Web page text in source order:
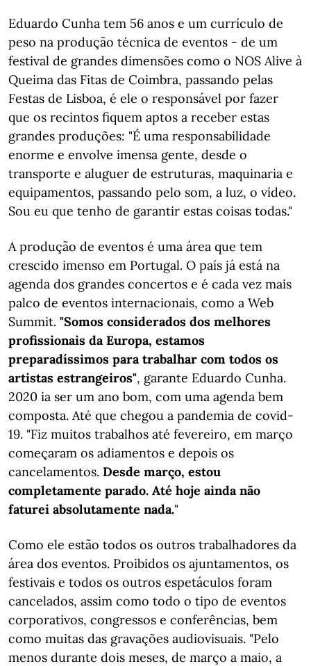
Eduardo Cunha tem 56 anos e um currículo de
peso na produção técnica de eventos - de um
festival de grandes dimensões como o NOS Alive à
Queima das Fitas de Coimbra, passando pelas
Festas de Lisboa, é ele o responsável por fazer
que os recintos fiquem aptos a receber estas
grandes produções: "É uma responsabilidade
enorme e envolve imensa gente, desde o
transporte e aluguer de estruturas, maquinaria e
equipamentos, passando pelo som, a luz, o vídeo.
Sou eu que tenho de garantir estas coisas todas."
A produção de eventos é uma área que tem
crescido imenso em Portugal. O país já está na
agenda dos grandes concertos e é cada vez mais
palco de eventos internacionais, como a Web
Summit. "Somos considerados dos melhores
profissionais da Europa, estamos
preparadíssimos para trabalhar com todos os
artistas estrangeiros", garante Eduardo Cunha.
2020 ia ser um ano bom, com uma agenda bem
composta. Até que chegou a pandemia de covid-
19. "Fiz muitos trabalhos até fevereiro, em março
começaram os adiamentos e depois os
cancelamentos. Desde março, estou
completamente parado. Até hoje ainda não
faturei absolutamente nada."
Como ele estão todos os outros trabalhadores da
área dos eventos. Proibidos os ajuntamentos, os
festivais e todos os outros espetáculos foram
cancelados, assim como todo o tipo de eventos
corporativos, congressos e conferências, bem
como muitas das gravações audiovisuais. "Pelo
menos durante dois meses, de março a maio, a